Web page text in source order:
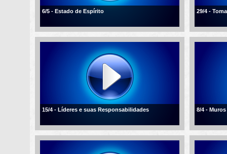
6/5 - Estado de Espírito 29/4 -
15/4 - Líderes e suas Responsabilidades 8/4 -